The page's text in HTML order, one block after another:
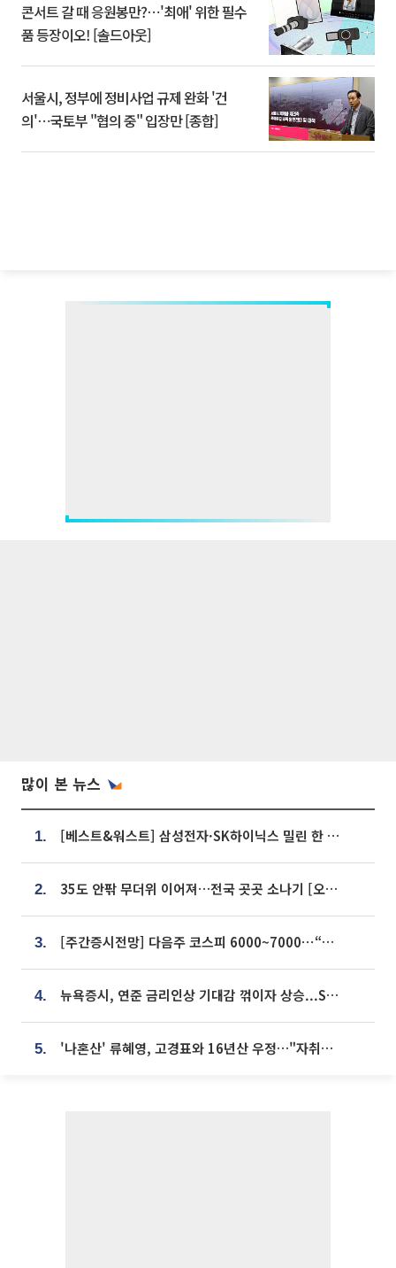
콘서트 갈 때 응원봉만?⋯'최애' 위한 필수
품 등장이오! [솔드아웃]
서울시, 정부에 정비사업 규제 완화 '건
의'⋯국토부 "협의 중" 입장만 [종합]
많이 본 뉴스
1. [베스트&워스트] 삼성전자·SK하이닉스 밀린 한 주…상상인증권은 85% 급등
2. 35도 안팎 무더위 이어져…전국 곳곳 소나기 [오늘 날씨]
3. [주간증시전망] 다음주 코스피 6000~7000⋯“外人 수급은 정책이 변수”
4. 뉴욕증시, 연준 금리인상 기대감 꺾이자 상승...S&P500 사상 최고치 [종합]
5. '나혼산' 류혜영, 고경표와 16년산 우정…"자취방서 부모님과 마주쳐"